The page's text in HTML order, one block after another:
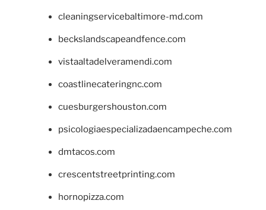
cleaningservicebaltimore-md.com
beckslandscapeandfence.com
vistaaltadelveramendi.com
coastlinecateringnc.com
cuesburgershouston.com
psicologiaespecializadaencampeche.com
dmtacos.com
crescentstreetprinting.com
hornopizza.com